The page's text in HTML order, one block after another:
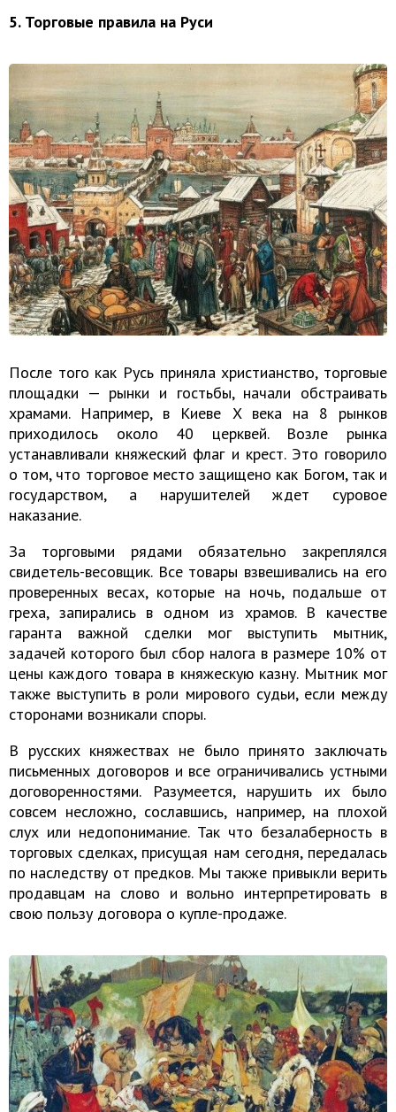
5. Торговые правила на Руси
После того как Русь приняла христианство, торговые
площадки — рынки и гостьбы, начали обстраивать
храмами. Например, в Киеве X века на 8 рынков
приходилось около 40 церквей. Возле рынка
устанавливали княжеский флаг и крест. Это говорило
о том, что торговое место защищено как Богом, так и
государством, а нарушителей ждет суровое
наказание.
За торговыми рядами обязательно закреплялся
свидетель-весовщик. Все товары взвешивались на его
проверенных весах, которые на ночь, подальше от
греха, запирались в одном из храмов. В качестве
гаранта важной сделки мог выступить мытник,
задачей которого был сбор налога в размере 10% от
цены каждого товара в княжескую казну. Мытник мог
также выступить в роли мирового судьи, если между
сторонами возникали споры.
В русских княжествах не было принято заключать
письменных договоров и все ограничивались устными
договоренностями. Разумеется, нарушить их было
совсем несложно, сославшись, например, на плохой
слух или недопонимание. Так что безалаберность в
торговых сделках, присущая нам сегодня, передалась
по наследству от предков. Мы также привыкли верить
продавцам на слово и вольно интерпретировать в
свою пользу договора о купле-продаже.